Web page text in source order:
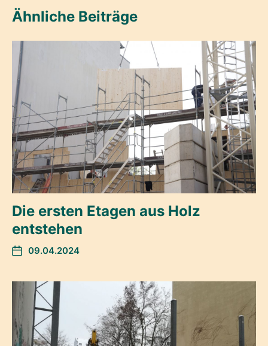
Ähnliche Beiträge
Die ersten Etagen aus Holz
entstehen
09.04.2024